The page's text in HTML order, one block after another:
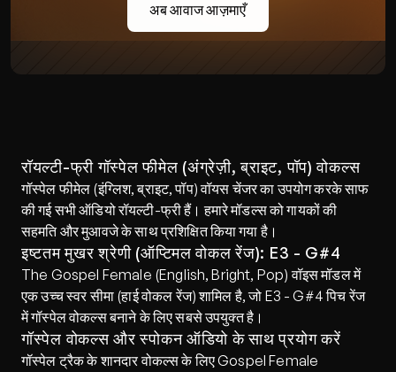
अब आवाज आज़माएँ
रॉयल्टी-फ्री गॉस्पेल फीमेल (अंग्रेज़ी, ब्राइट, पॉप) वोकल्स
गॉस्पेल फीमेल (इंग्लिश, ब्राइट, पॉप) वॉयस चेंजर का उपयोग करके साफ
की गई सभी ऑडियो रॉयल्टी-फ्री हैं। हमारे मॉडल्स को गायकों की
सहमति और मुआवजे के साथ प्रशिक्षित किया गया है।
इष्टतम मुखर श्रेणी (ऑप्टिमल वोकल रेंज): E3 - G#4
The Gospel Female (English, Bright, Pop) वॉइस मॉडल में
एक उच्च स्वर सीमा (हाई वोकल रेंज) शामिल है, जो E3 - G#4 पिच रेंज
में गॉस्पेल वोकल्स बनाने के लिए सबसे उपयुक्त है।
गॉस्पेल वोकल्स और स्पोकन ऑडियो के साथ प्रयोग करें
गॉस्पेल ट्रैक के शानदार वोकल्स के लिए Gospel Female